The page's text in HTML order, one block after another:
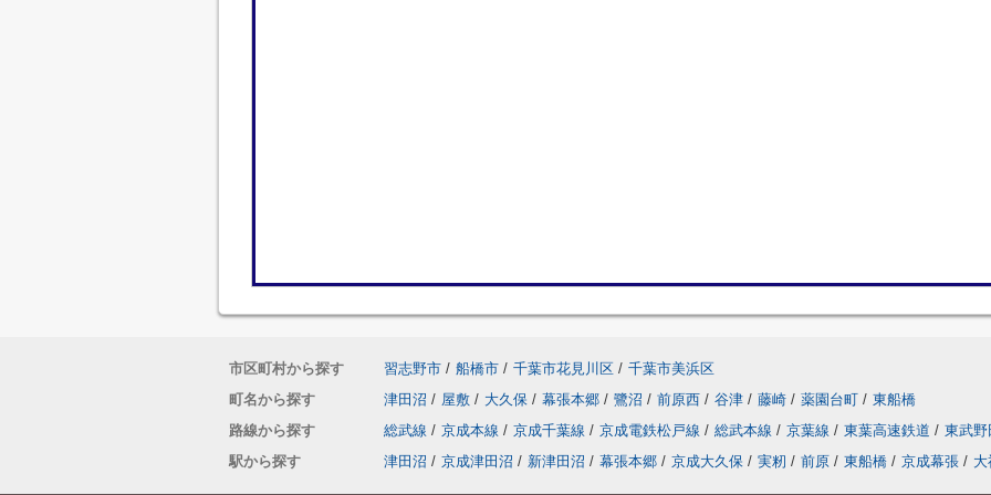
市区町村から探す 習志野市 / 船橋市 / 千葉市花見川区 / 千葉市美浜区
町名から探す
津田沼 / 屋敷 / 大久保 / 幕張本郷 / 鷺沼 / 前原西 / 谷津 / 藤崎 / 薬園台町 / 東船橋
路線から探す
総武線 / 京成本線 / 京成千葉線 / 京成電鉄松戸線 / 総武本線 / 京葉線 / 東葉高速鉄道 / 東武野
駅から探す
津田沼 / 京成津田沼 / 新津田沼 / 幕張本郷 / 京成大久保 / 実籾 / 前原 / 東船橋 / 京成幕張 /